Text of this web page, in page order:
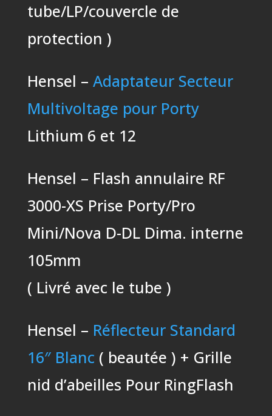
tube/LP/couvercle de
protection )
Hensel – Adaptateur Secteur
Multivoltage pour Porty
Lithium 6 et 12
Hensel – Flash annulaire RF
3000-XS Prise Porty/Pro
Mini/Nova D-DL Dima. interne
105mm
( Livré avec le tube )
Hensel – Réflecteur Standard
16″ Blanc ( beautée ) + Grille
nid d’abeilles Pour RingFlash